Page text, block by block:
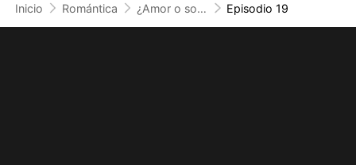
Inicio Romántica ¿Amor o solo un sueño? Episodio 19